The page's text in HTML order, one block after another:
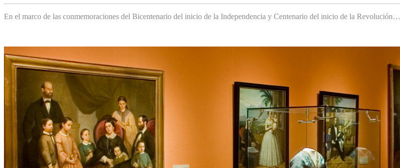
En el marco de las conmemoraciones del Bicentenario del inicio de la Independencia y Centenario del inicio de la Revolución…